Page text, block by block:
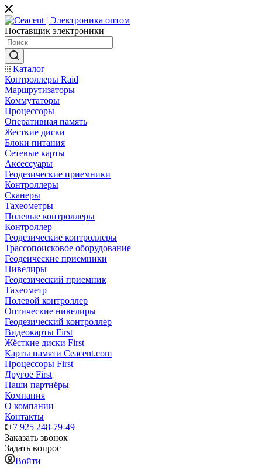
Поставщик электроники
Каталог
Контроллеры Raid
Маршрутизаторы
Коммутаторы
Процессоры
Оперативная память
Жесткие диски
Блоки питания
Сетевые карты
Аксессуары
Геодезические приемники
Контроллеры
Сканеры
Тахеометры
Полевые контроллеры
Контроллер
Геодезические контроллеры
Трассопоисковое оборудование
Геодеические приемники
Нивелиры
Геодезический приемник
Тахеометр
Полевой контроллер
Оптические нивелиры
Геодезический контроллер
Видеокарты First
Жёсткие диски First
Карты памяти Ceacent.com
Процессоры First
Другое First
Наши партнёры
Компания
О компании
Контакты
+7 925 248-79-49
Заказать звонок
Задать вопрос
Войти